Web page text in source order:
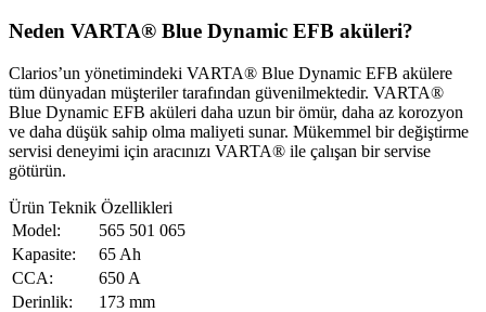
Neden VARTA® Blue Dynamic EFB aküleri?
Clarios’un yönetimindeki VARTA® Blue Dynamic EFB akülere
tüm dünyadan müşteriler tarafından güvenilmektedir. VARTA®
Blue Dynamic EFB aküleri daha uzun bir ömür, daha az korozyon
ve daha düşük sahip olma maliyeti sunar. Mükemmel bir değiştirme
servisi deneyimi için aracınızı VARTA® ile çalışan bir servise
götürün.
Ürün Teknik Özellikleri
Model:
565 501 065
Kapasite:
65 Ah
CCA:
650 A
Derinlik:
173 mm